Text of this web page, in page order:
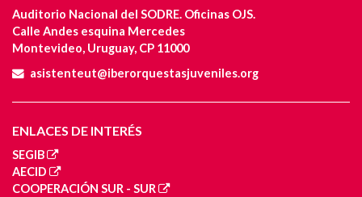
Auditorio Nacional del SODRE. Oficinas OJS.
Calle Andes esquina Mercedes
Montevideo, Uruguay, CP 11000
asistenteut@iberorquestasjuveniles.org
ENLACES DE INTERÉS
SEGIB
AECID
COOPERACIÓN SUR - SUR